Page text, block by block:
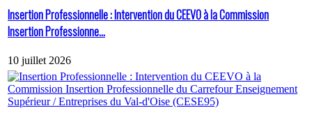
Insertion Professionnelle : Intervention du CEEVO à la Commission
Insertion Professionne...
10 juillet 2026